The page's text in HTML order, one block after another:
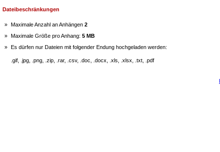
Dateibeschränkungen
» Maximale Anzahl an Anhängen 2
» Maximale Größe pro Anhang: 5 MB
» Es dürfen nur Dateien mit folgender Endung hochgeladen werden:
.gif, .jpg, .png, .zip, .rar, .csv, .doc, .docx, .xls, .xlsx, .txt, .pdf